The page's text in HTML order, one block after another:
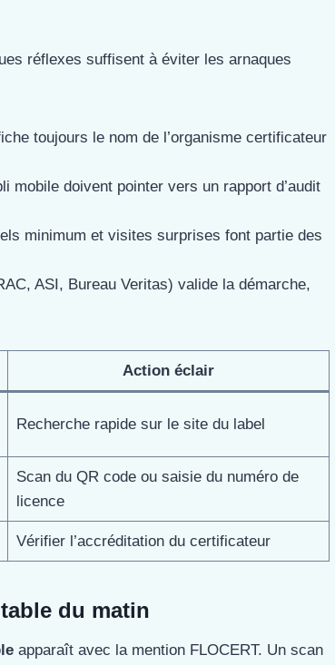
réflexes suffisent à éviter les arnaques
toujours le nom de l’organisme certificateur
mobile doivent pointer vers un rapport d’audit
minimum et visites surprises font partie des
ASI, Bureau Veritas) valide la démarche,
Action éclair
Recherche rapide sur le site du label
Scan du QR code ou saisie du numéro de
licence
Vérifier l’accréditation du certificateur
du matin
apparaît avec la mention FLOCERT. Un scan